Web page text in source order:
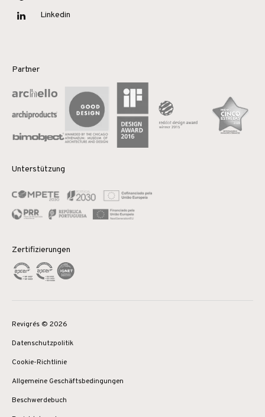
Linkedin
Partner
Unterstützung
Zertifizierungen
Revigrés © 2026
Datenschutzpolitik
Cookie-Richtlinie
Allgemeine Geschäftsbedingungen
Beschwerdebuch